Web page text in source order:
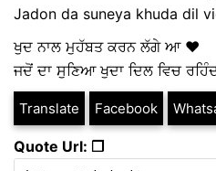
Jadon da suneya khuda dil
ਖੁਦ ਨਾਲ ਮੁਹੱਬਤ ਕਰਨ ਲੱਗੇ ਆ ♥️
ਜਦੋਂ ਦਾ ਸੁਣਿਆ ਖੁਦਾ ਦਿਲ ਵਿਚ
Translate Facebook
Quote Url: ❐